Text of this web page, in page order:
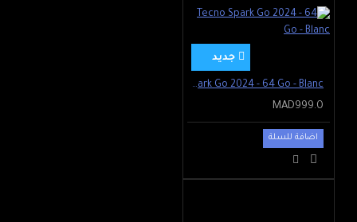
جديد
Tecno Spark Go 2024 - 64 Go - Blanc
MAD999.0
اضافة للسلة